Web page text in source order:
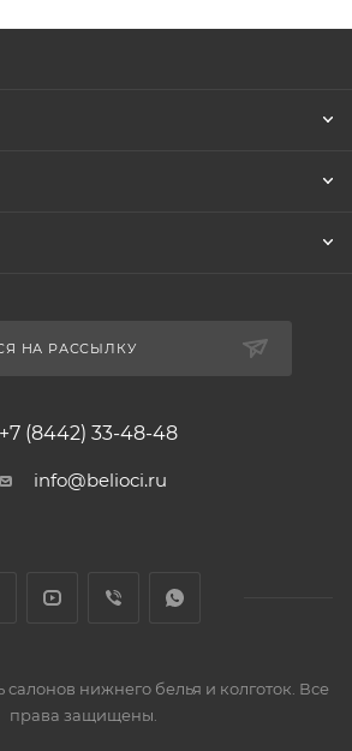
НА РАССЫЛКУ
+7 (8442) 33-48-48
info@belioci.ru
нижнего белья и колготок. Все
права защищены.